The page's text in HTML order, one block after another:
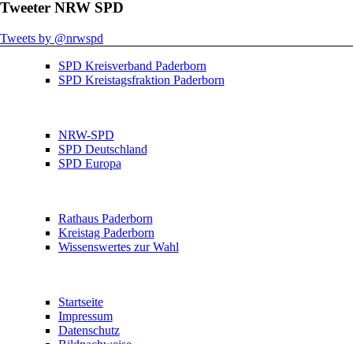
Tweeter NRW SPD
Tweets by @nrwspd
SPD Kreisverband Paderborn
SPD Kreistagsfraktion Paderborn
NRW-SPD
SPD Deutschland
SPD Europa
Rathaus Paderborn
Kreistag Paderborn
Wissenswertes zur Wahl
Startseite
Impressum
Datenschutz